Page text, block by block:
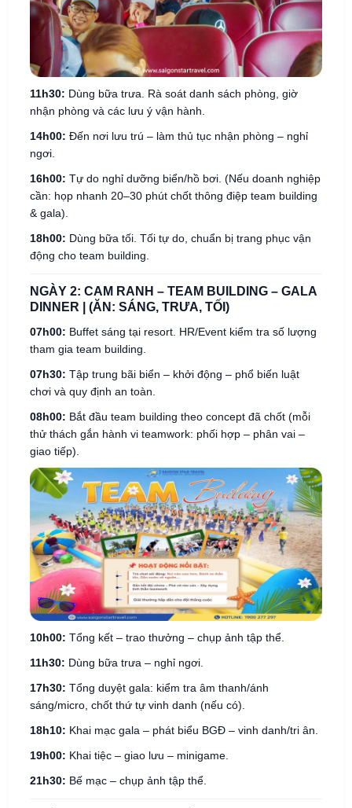
11h30: Dùng bữa trưa. Rà soát danh sách phòng, giờ
nhận phòng và các lưu ý vận hành.
14h00: Đến nơi lưu trú – làm thủ tục nhận phòng – nghỉ
ngơi.
16h00: Tự do nghỉ dưỡng biển/hồ bơi. (Nếu doanh nghiệp
cần: họp nhanh 20–30 phút chốt thông điệp team building
& gala).
18h00: Dùng bữa tối. Tối tự do, chuẩn bị trang phục vận
động cho team building.
NGÀY 2: CAM RANH – TEAM BUILDING – GALA
DINNER | (ĂN: SÁNG, TRƯA, TỐI)
07h00: Buffet sáng tại resort. HR/Event kiểm tra số lượng
tham gia team building.
07h30: Tập trung bãi biển – khởi động – phổ biến luật
chơi và quy định an toàn.
08h00: Bắt đầu team building theo concept đã chốt (mỗi
thử thách gắn hành vi teamwork: phối hợp – phân vai –
giao tiếp).
10h00: Tổng kết – trao thưởng – chụp ảnh tập thể.
11h30: Dùng bữa trưa – nghỉ ngơi.
17h30: Tổng duyệt gala: kiểm tra âm thanh/ánh
sáng/micro, chốt thứ tự vinh danh (nếu có).
18h10: Khai mạc gala – phát biểu BGĐ – vinh danh/tri ân.
19h00: Khai tiệc – giao lưu – minigame.
21h30: Bế mạc – chụp ảnh tập thể.